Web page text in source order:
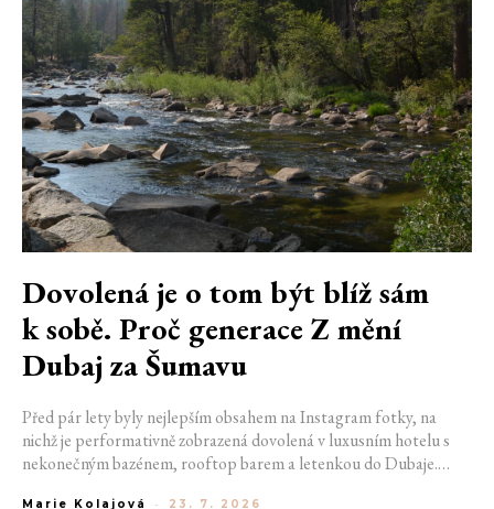
Dovolená je o tom být blíž sám
k sobě. Proč generace Z mění
Dubaj za Šumavu
Před pár lety byly nejlepším obsahem na Instagram fotky, na
nichž je performativně zobrazená dovolená v luxusním hotelu s
nekonečným bazénem, rooftop barem a letenkou do Dubaje.
Marie Kolajová - 23. 7. 2026